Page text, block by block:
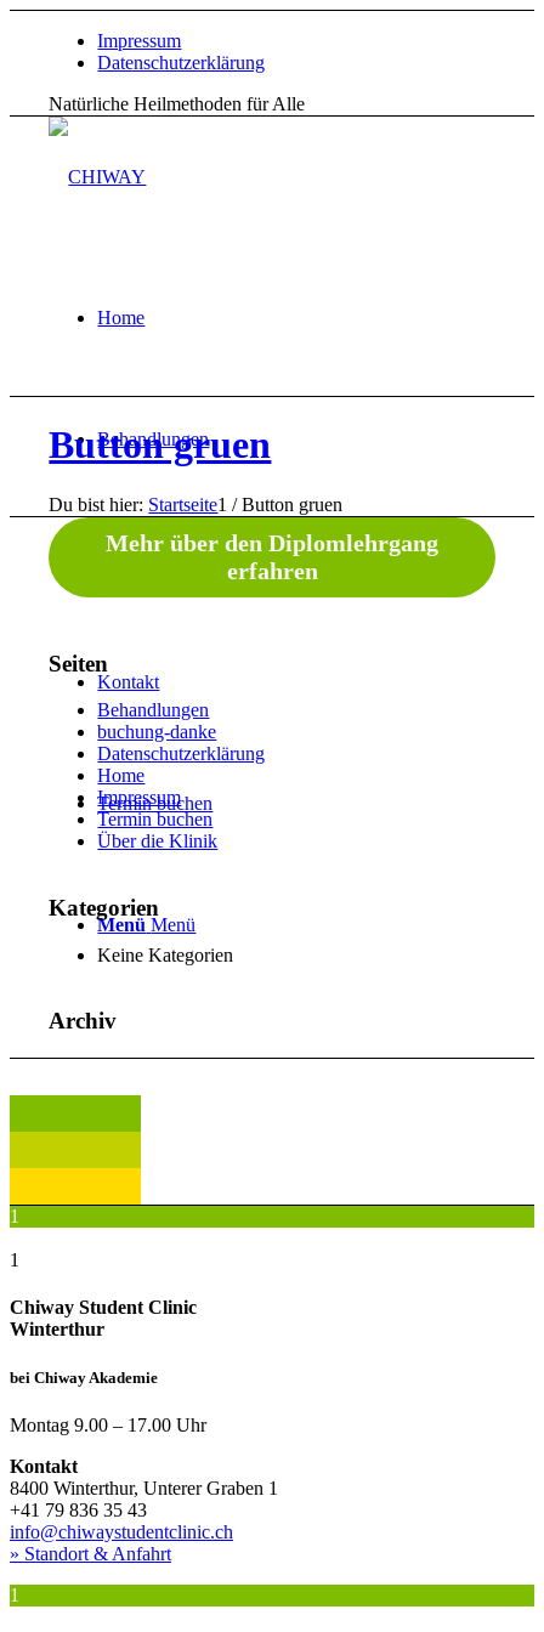
Impressum
Datenschutzerklärung
Natürliche Heilmethoden für Alle
Home
Behandlungen
Kontakt
Termin buchen
Menü Menü
Button gruen
Du bist hier: Startseite1 / Button gruen
Mehr über den Diplomlehrgang
erfahren
Seiten
Behandlungen
buchung-danke
Datenschutzerklärung
Home
Impressum
Termin buchen
Über die Klinik
Kategorien
Keine Kategorien
Archiv
1
1
Chiway Student Clinic
Winterthur
bei Chiway Akademie
Montag 9.00 – 17.00 Uhr​​​
Kontakt
8400 Winterthur, Unterer Graben 1
+41 79 836 35 43
info@chiwaystudentclinic.ch
» Standort & Anfahrt
1